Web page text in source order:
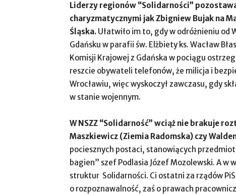
Liderzy regionów “Solidarności”
charyzmatycznymi jak Zbigniew Bujak na
Śląska. Ułatwiło im to, gdy w odróżnieniu od
Gdańsku w parafii św. Elżbiety ks. Wacław
Komisji Krajowej z Gdańska w pociągu
reszcie obywateli telefonów, że milicja i
Wrocławiu, więc wyskoczył zawczasu, gdy
w stanie wojennym.
W NSZZ “Solidarność” wciąż nie brakuje
Maszkiewicz (Ziemia Radomska) czy
pociesznych postaci, stanowiących
bagien” szef Podlasia Józef Mozolewski. A w
struktur Solidarności. Ci ostatni za rządów
o rozpoznawalność, zaś o prawach